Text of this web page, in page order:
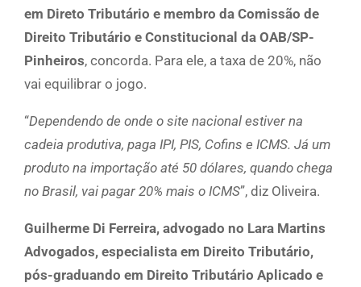
em Direto Tributário e membro da Comissão de
Direito Tributário e Constitucional da OAB/SP-
Pinheiros, concorda. Para ele, a taxa de 20%, não
vai equilibrar o jogo.
“Dependendo de onde o site nacional estiver na
cadeia produtiva, paga IPI, PIS, Cofins e ICMS. Já um
produto na importação até 50 dólares, quando chega
no Brasil, vai pagar 20% mais o ICMS”, diz Oliveira.
Guilherme Di Ferreira, advogado no Lara Martins
Advogados, especialista em Direito Tributário,
pós-graduando em Direito Tributário Aplicado e